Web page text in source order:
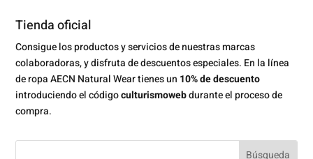
Tienda oficial
Consigue los productos y servicios de nuestras marcas
colaboradoras, y disfruta de descuentos especiales. En la línea
de ropa AECN Natural Wear tienes un 10% de descuento
introduciendo el códigoculturismowebdurante el proceso de
compra.